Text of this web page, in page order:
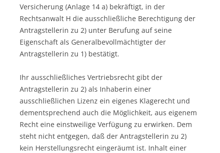
Versicherung (Anlage 14 a) bekräftigt, in der
Rechtsanwalt H die ausschließliche Berechtigung der
Antragstellerin zu 2) unter Berufung auf seine
Eigenschaft als Generalbevollmächtigter der
Antragstellerin zu 1) bestätigt.
Ihr ausschließliches Vertriebsrecht gibt der
Antragstellerin zu 2) als Inhaberin einer
ausschließlichen Lizenz ein eigenes Klagerecht und
dementsprechend auch die Möglichkeit, aus eigenem
Recht eine einstweilige Verfügung zu erwirken. Dem
steht nicht entgegen, daß der Antragstellerin zu 2)
kein Herstellungsrecht eingeräumt ist. Inhalt einer